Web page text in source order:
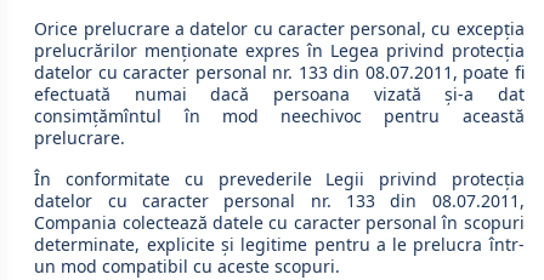
Orice prelucrare a datelor cu caracter personal, cu excepţia
prelucrărilor menţionate expres în Legea privind protecţia
datelor cu caracter personal nr. 133 din 08.07.2011, poate fi
efectuată numai dacă persoana vizată şi-a dat
consimțămîntul în mod neechivoc pentru această
prelucrare.
În conformitate cu prevederile Legii privind protecţia
datelor cu caracter personal nr. 133 din 08.07.2011,
Compania colectează datele cu caracter personal în scopuri
determinate, explicite şi legitime pentru a le prelucra într-
un mod compatibil cu aceste scopuri.